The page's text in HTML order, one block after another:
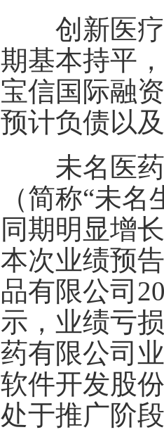
创新医疗
期基本持平
宝信国际融
预计负债以
未名医药
（简称“未
同期明显增
本次业绩预
品有限公司
示，业绩亏
药有限公司
软件开发股
处于推广阶